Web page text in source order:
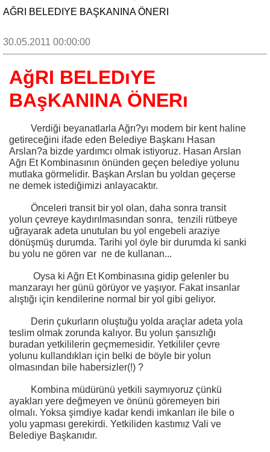
AĞRI BELEDIYE BAŞKANINA ÖNERI
30.05.2011 00:00:00
AğRI BELEDıYE
BAşKANINA ÖNERı
Verdiği beyanatlarla Ağrı?yı modern bir kent haline
getireceğini ifade eden Belediye Başkanı Hasan
Arslan?a bizde yardımcı olmak istiyoruz. Hasan Arslan
Ağrı Et Kombinasının önünden geçen belediye yolunu
mutlaka görmelidir. Başkan Arslan bu yoldan geçerse
ne demek istediğimizi anlayacaktır.
Önceleri transit bir yol olan, daha sonra transit
yolun çevreye kaydırılmasından sonra, tenzili rütbeye
uğrayarak adeta unutulan bu yol engebeli araziye
dönüşmüş durumda. Tarihi yol öyle bir durumda ki sanki
bu yolu ne gören var ne de kullanan...
Oysa ki Ağrı Et Kombinasına gidip gelenler bu
manzarayı her günü görüyor ve yaşıyor. Fakat insanlar
alıştığı için kendilerine normal bir yol gibi geliyor.
Derin çukurların oluştuğu yolda araçlar adeta yola
teslim olmak zorunda kalıyor. Bu yolun şansızlığı
buradan yetkililerin geçmemesidir. Yetkililer çevre
yolunu kullandıkları için belki de böyle bir yolun
olmasından bile habersizler(!) ?
Kombina müdürünü yetkili saymıyoruz çünkü
ayakları yere değmeyen ve önünü göremeyen biri
olmalı. Yoksa şimdiye kadar kendi imkanları ile bile o
yolu yapması gerekirdi. Yetkiliden kastımız Vali ve
Belediye Başkanıdır.